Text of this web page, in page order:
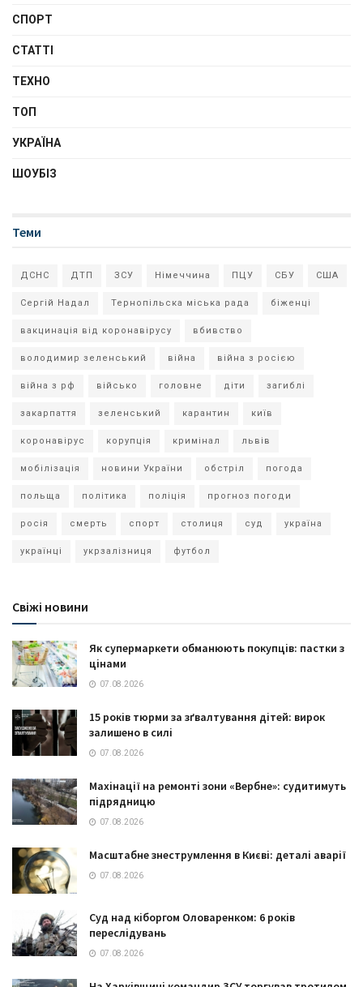
СПОРТ
СТАТТІ
ТЕХНО
ТОП
УКРАЇНА
ШОУБІЗ
Теми
ДСНС ДТП ЗСУ Німеччина ПЦУ СБУ США
Сергій Надал Тернопільска міська рада біженці
вакцинація від коронавірусу вбивство
володимир зеленський війна війна з росією
війна з рф військо головне діти загиблі
закарпаття зеленський карантин київ
коронавірус корупція кримінал львів
мобілізація новини України обстріл погода
польща політика поліція прогноз погоди
росія смерть спорт столиця суд україна
українці укрзалізниця футбол
Свіжі новини
Як супермаркети обманюють покупців: пастки з
цінами
07.08.2026
15 років тюрми за зґвалтування дітей: вирок
залишено в силі
07.08.2026
Махінації на ремонті зони «Вербне»: судитимуть
підрядницю
07.08.2026
Масштабне знеструмлення в Києві: деталі аварії
07.08.2026
Суд над кіборгом Оловаренком: 6 років
переслідувань
07.08.2026